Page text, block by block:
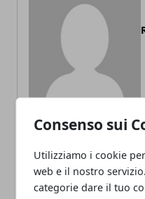
Consenso sui
Utilizziamo i cookie
web e il nostro
categorie dare il tuo
ARTICOLI CORRELATI